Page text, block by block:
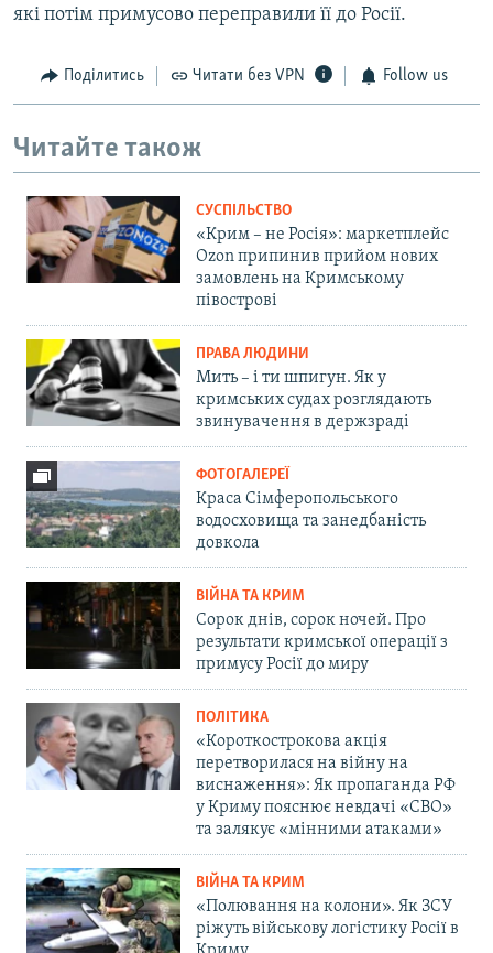
які потім примусово переправили її до Росії.
Поділитись Читати без VPN Follow us
Читайте також
СУСПІЛЬСТВО
«Крим – не Росія»: маркетплейс
Ozon припинив прийом нових
замовлень на Кримському
півострові
ПРАВА ЛЮДИНИ
Мить – і ти шпигун. Як у
кримських судах розглядають
звинувачення в держзраді
ФОТОГАЛЕРЕЇ
Краса Сімферопольського
водосховища та занедбаність
довкола
ВІЙНА ТА КРИМ
Сорок днів, сорок ночей. Про
результати кримської операції з
примусу Росії до миру
ПОЛІТИКА
«Короткострокова акція
перетворилася на війну на
виснаження»: Як пропаганда РФ
у Криму пояснює невдачі «СВО»
та залякує «мінними атаками»
ВІЙНА ТА КРИМ
«Полювання на колони». Як ЗСУ
ріжуть військову логістику Росії в